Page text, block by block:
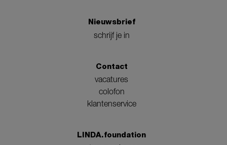
Nieuwsbrief
schrijf je in
Contact
vacatures
colofon
klantenservice
LINDA.foundation